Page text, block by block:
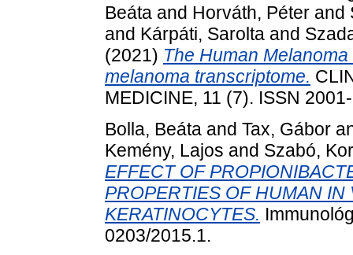
Beáta and Horváth, Péter and
and Kárpáti, Sarolta and
(2021) The Human
melanoma transcriptome.
MEDICINE, 11 (7). ISSN
Bolla, Beáta and Tax, Gábor
Kemény, Lajos and Szabó,
EFFECT OF
PROPERTIES OF HUMAN IN
KERATINOCYTES.
0203/2015.1.